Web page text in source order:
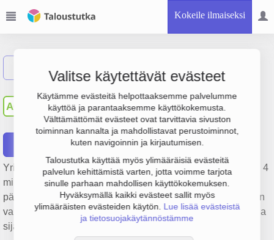
Kokeile ilmaiseksi
Valitse käytettävät evästeet
Käytämme evästeitä helpottaaksemme palvelumme
käyttöä ja parantaaksemme käyttökokemusta.
Välttämättömät evästeet ovat tarvittavia sivuston
toiminnan kannalta ja mahdollistavat perustoiminnot,
kuten navigoinnin ja kirjautumisen.
Taloustutka käyttää myös ylimääräisiä evästeitä
palvelun kehittämistä varten, jotta voimme tarjota
sinulle parhaan mahdollisen käyttökokemuksen.
Hyväksymällä kaikki evästeet sallit myös
ylimääräisten evästeiden käytön. Lue lisää evästeistä
ja tietosuojakäytännöstämme
AC
Access Capital Advisors
Finland Oy
Yrityksen Access Capital Advisors Finland Oy liikevaihto on 4
milj. €, tulos 1.1 milj. € ja henkilöstömäärä 11. Sen
päätoimiala on Muu rahoitusta palveleva toiminta pois lukien
vakuutus- ja eläkevakuutustoiminta, perustamisvuosi 1978 ja
sijainti Helsinki. Yrityksen yhtiömuoto Osakeyhtiö (OY).